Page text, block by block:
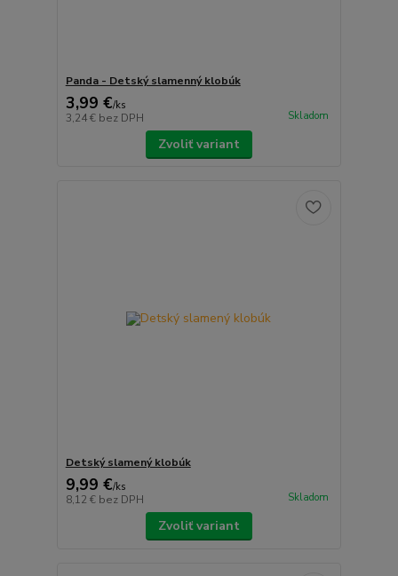
Panda - Detský slamenný klobúk
3,99 €/ks
3,24 € bez DPH Skladom
Zvoliť variant
Detský slamený klobúk
9,99 €/ks
8,12 € bez DPH Skladom
Zvoliť variant